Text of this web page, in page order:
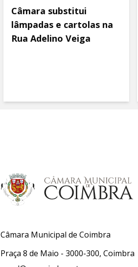
Câmara substitui
lâmpadas e cartolas na
Rua Adelino Veiga
Câmara Municipal de Coimbra
Praça 8 de Maio - 3000-300, Coimbra